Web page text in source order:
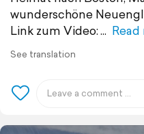
wunderschöne
Link zum Video:
See translation